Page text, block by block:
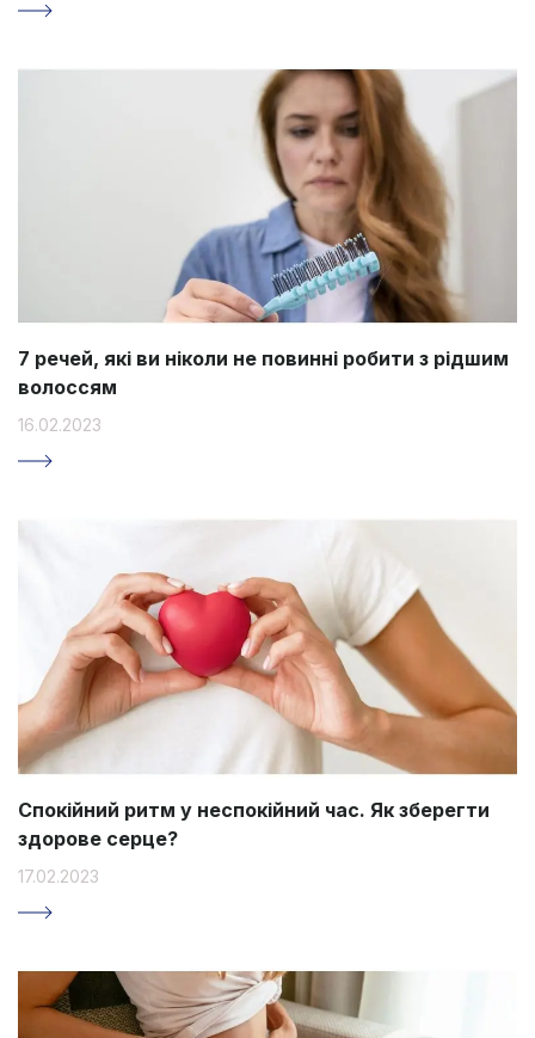
7 речей, які ви ніколи не повинні робити з рідшим
волоссям
16.02.2023
Спокійний ритм у неспокійний час. Як зберегти
здорове серце?
17.02.2023